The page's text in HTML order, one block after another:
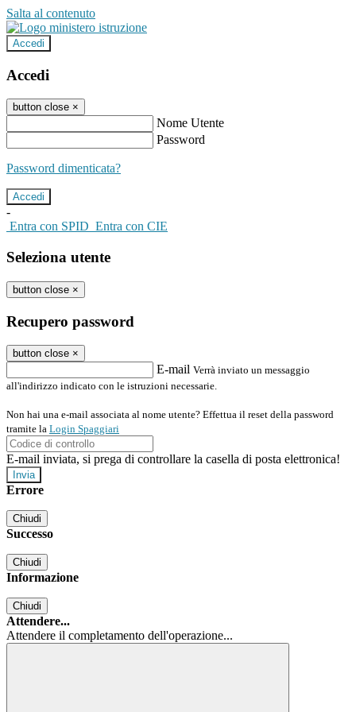
Salta al contenuto
Accedi
Accedi
button close ×
Nome Utente
Password
Password dimenticata?
-
Entra con SPID Entra con CIE
Seleziona utente
button close ×
Recupero password
button close ×
E-mail Verrà inviato un messaggio
all'indirizzo indicato con le istruzioni necessarie.
Non hai una e-mail associata al nome utente? Effettua il reset della password
tramite la Login Spaggiari
E-mail inviata, si prega di controllare la casella di posta elettronica!
Errore
Chiudi
Successo
Chiudi
Informazione
Chiudi
Attendere...
Attendere il completamento dell'operazione...